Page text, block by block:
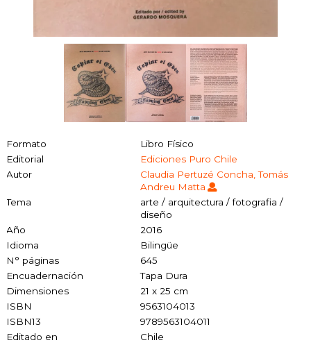
Formato
Libro Físico
Editorial
Ediciones Puro Chile
Autor
Claudia Pertuzé Concha, Tomás
Andreu Matta
Tema
arte / arquitectura / fotografia /
diseño
Año
2016
Idioma
Bilingüe
N° páginas
645
Encuadernación
Tapa Dura
Dimensiones
21 x 25 cm
ISBN
9563104013
ISBN13
9789563104011
Editado en
Chile